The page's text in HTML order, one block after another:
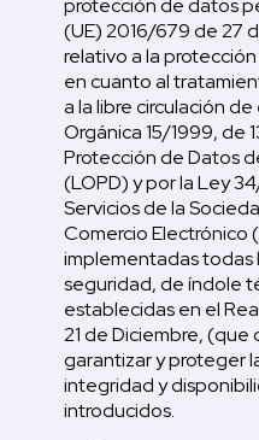
protección de datos
(UE) 2016/679 de 27
relativo a la
en cuanto al
a la libre circulación
Orgánica 15/1999, de
Protección de Datos
(LOPD) y por la Ley
Servicios de la
Comercio Electrónico
implementadas todas
seguridad, de índole
establecidas en el
21 de Diciembre, (que
garantizar y proteger
integridad y
introducidos.